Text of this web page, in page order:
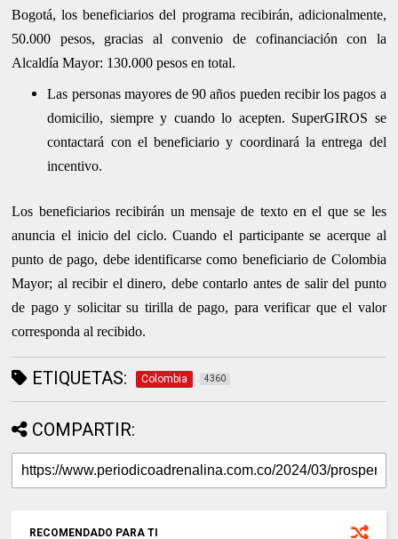
Bogotá, los beneficiarios del programa recibirán, adicionalmente,
50.000 pesos, gracias al convenio de cofinanciación con la
Alcaldía Mayor: 130.000 pesos en total.
Las personas mayores de 90 años pueden recibir los pagos a
domicilio, siempre y cuando lo acepten. SuperGIROS se
contactará con el beneficiario y coordinará la entrega del
incentivo.
Los beneficiarios recibirán un mensaje de texto en el que se les
anuncia el inicio del ciclo. Cuando el participante se acerque al
punto de pago, debe identificarse como beneficiario de Colombia
Mayor; al recibir el dinero, debe contarlo antes de salir del punto
de pago y solicitar su tirilla de pago, para verificar que el valor
corresponda al recibido.
ETIQUETAS: Colombia 4360
COMPARTIR:
RECOMENDADO PARA TI